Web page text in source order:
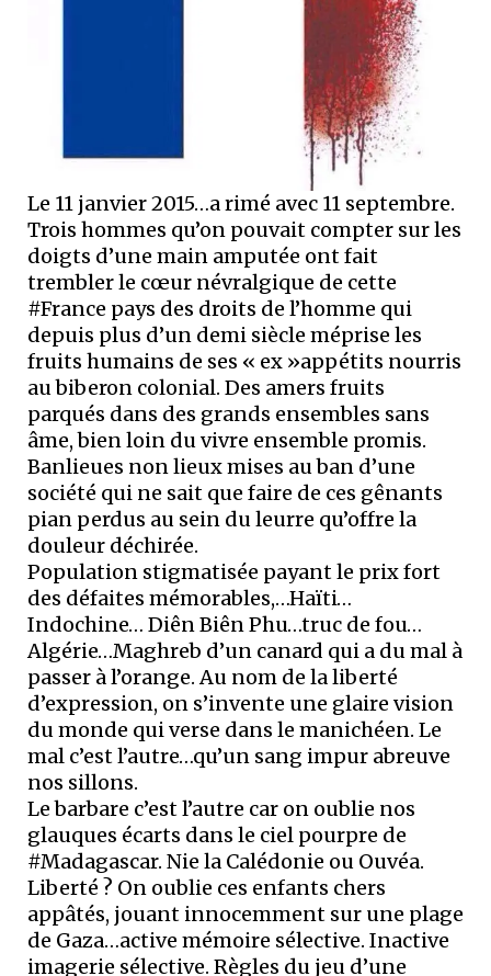
Le 11 janvier 2015…a rimé avec 11 septembre.
Trois hommes qu’on pouvait compter sur les
doigts d’une main amputée ont fait
trembler le cœur névralgique de cette
#France pays des droits de l’homme qui
depuis plus d’un demi siècle méprise les
fruits humains de ses « ex »appétits nourris
au biberon colonial. Des amers fruits
parqués dans des grands ensembles sans
âme, bien loin du vivre ensemble promis.
Banlieues non lieux mises au ban d’une
société qui ne sait que faire de ces gênants
pian perdus au sein du leurre qu’offre la
douleur déchirée.
Population stigmatisée payant le prix fort
des défaites mémorables,…Haïti…
Indochine… Diên Biên Phu…truc de fou…
Algérie…Maghreb d’un canard qui a du mal à
passer à l’orange. Au nom de la liberté
d’expression, on s’invente une glaire vision
du monde qui verse dans le manichéen. Le
mal c’est l’autre…qu’un sang impur abreuve
nos sillons.
Le barbare c’est l’autre car on oublie nos
glauques écarts dans le ciel pourpre de
#Madagascar. Nie la Calédonie ou Ouvéa.
Liberté ? On oublie ces enfants chers
appâtés, jouant innocemment sur une plage
de Gaza…active mémoire sélective. Inactive
imagerie sélective. Règles du jeu d’une